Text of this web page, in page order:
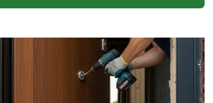
žmonėms
lėšų įvairiems
– nuo...